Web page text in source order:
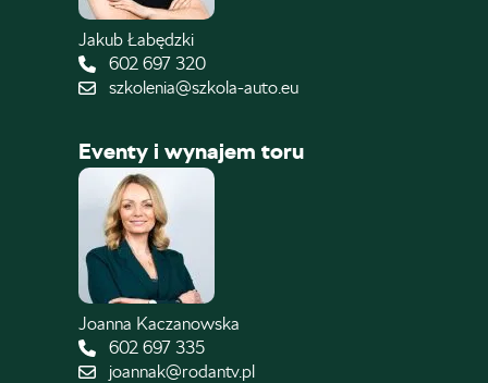
Jakub Łabędzki
602 697 320
szkolenia@szkola-auto.eu
Eventy i wynajem toru
Joanna Kaczanowska
602 697 335
joannak@rodantv.pl